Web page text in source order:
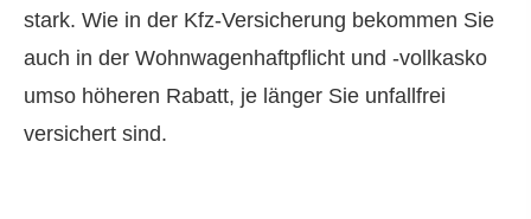
stark. Wie in der Kfz-Versicherung bekommen Sie
auch in der Wohnwagenhaftpflicht und -vollkasko
umso höheren Rabatt, je länger Sie unfallfrei
versichert sind.